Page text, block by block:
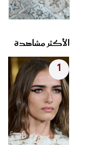
الأكثر مشاهدة
1